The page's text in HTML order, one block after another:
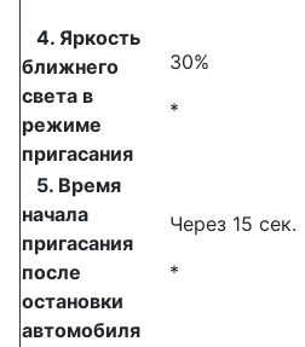
4. Яркость
ближнего
света в
режиме
пригасания
30%
*
5. Время
начала
пригасания
после
остановки
автомобиля
Через 15 сек.
*